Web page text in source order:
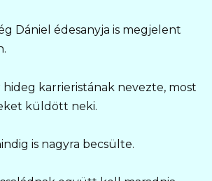
Dániel édesanyja is megjelent
hideg karrieristának nevezte, most
küldött neki.
is nagyra becsülte.